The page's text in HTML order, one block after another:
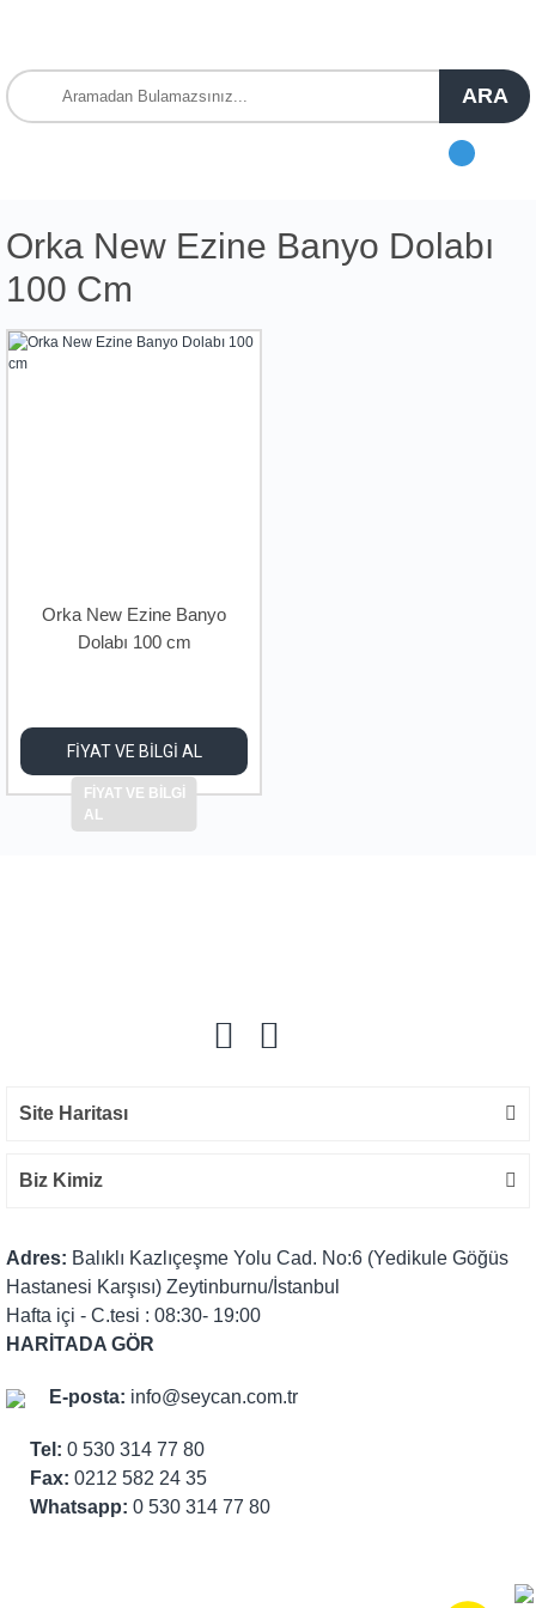
ARA
Orka New Ezine Banyo Dolabı
100 Cm
Orka New Ezine Banyo
Dolabı 100 cm
FİYAT VE BİLGİ AL
FİYAT VE BİLGİ
AL
Site Haritası
Biz Kimiz
Adres: Balıklı Kazlıçeşme Yolu Cad. No:6 (Yedikule Göğüs
Hastanesi Karşısı) Zeytinburnu/İstanbul
Hafta içi - C.tesi : 08:30- 19:00
HARİTADA GÖR
E-posta: info@seycan.com.tr
Tel: 0 530 314 77 80
Fax: 0212 582 24 35
Whatsapp: 0 530 314 77 80